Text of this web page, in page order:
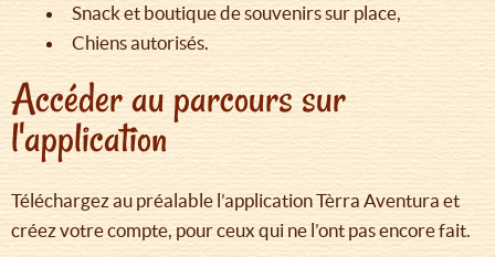
Snack et boutique de souvenirs sur place,
Chiens autorisés.
Accéder au parcours sur
l'application
Téléchargez au préalable l’application Tèrra Aventura et
créez votre compte, pour ceux qui ne l’ont pas encore fait.